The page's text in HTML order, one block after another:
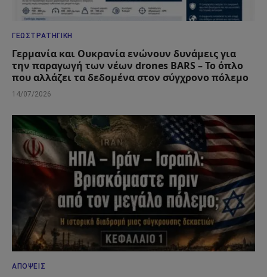
ΓΕΩΣΤΡΑΤΗΓΙΚΉ
Γερμανία και Ουκρανία ενώνουν δυνάμεις για
την παραγωγή των νέων drones BARS – Το όπλο
που αλλάζει τα δεδομένα στον σύγχρονο πόλεμο
14/07/2026
ΑΠΌΨΕΙΣ